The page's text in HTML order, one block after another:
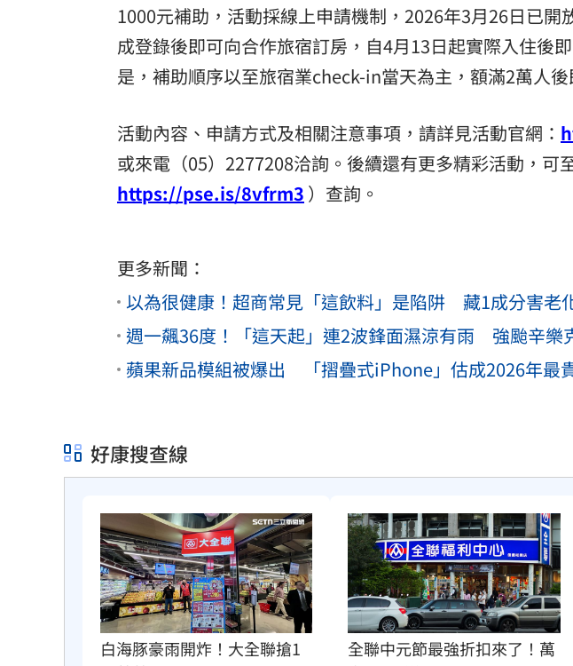
1000元補助，活動採線上申請機制，2026年3月26日已開
成登錄後即可向合作旅宿訂房，自4月13日起實際入住後
是，補助順序以至旅宿業check-in當天為主，額滿2萬人後
活動內容、申請方式及相關注意事項，請詳見活動官網：
或來電（05）2277208洽詢。後續還有更多精彩活動，可
https://pse.is/8vfrm3 ）查詢。
更多新聞：
以為很健康！超商常見「這飲料」是陷阱 藏1成分害老
週一飆36度！「這天起」連2波鋒面濕涼有雨 強颱辛樂
蘋果新品模組被爆出 「摺疊式iPhone」估成2026年最
好康搜查線
白海豚豪雨開炸！大全聯搶1
全聯中元節最強折扣來了！萬